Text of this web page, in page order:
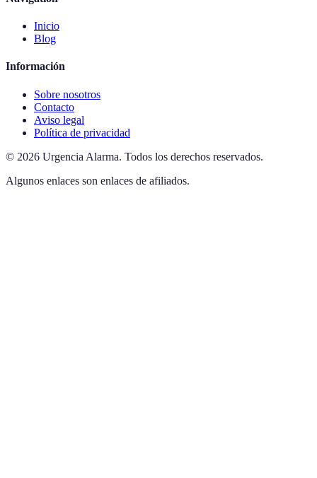
Inicio
Blog
Información
Sobre nosotros
Contacto
Aviso legal
Política de privacidad
© 2026 Urgencia Alarma. Todos los derechos reservados.
Algunos enlaces son enlaces de afiliados.